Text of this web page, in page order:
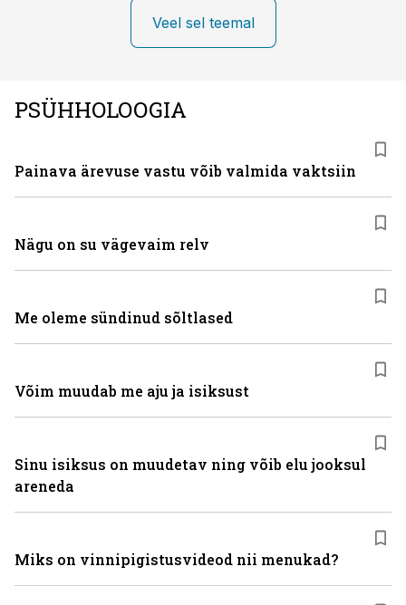
Veel sel teemal
PSÜHHOLOOGIA
Painava ärevuse vastu võib valmida vaktsiin
Nägu on su vägevaim relv
Me oleme sündinud sõltlased
Võim muudab me aju ja isiksust
Sinu isiksus on muudetav ning võib elu jooksul
areneda
Miks on vinni­pigistusvideod nii menukad?